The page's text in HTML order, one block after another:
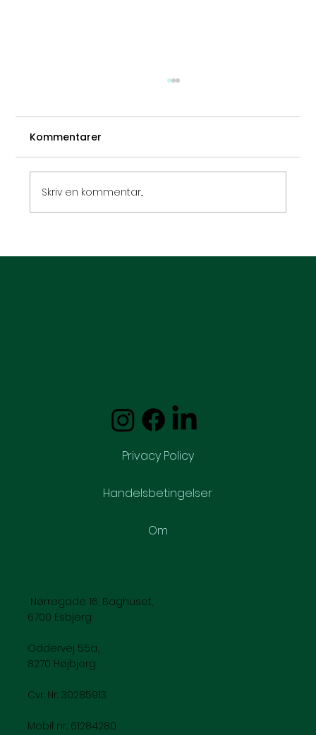
Kommentarer
Skriv en kommentar...
Nørregade 16, Baghuset,
6700 Esbjerg
Oddervej 55a,
8270 Højbjerg
Cvr. Nr.: 30285913
Mobil nr.: 61284280
Privacy Policy
Handelsbetingelser
Om